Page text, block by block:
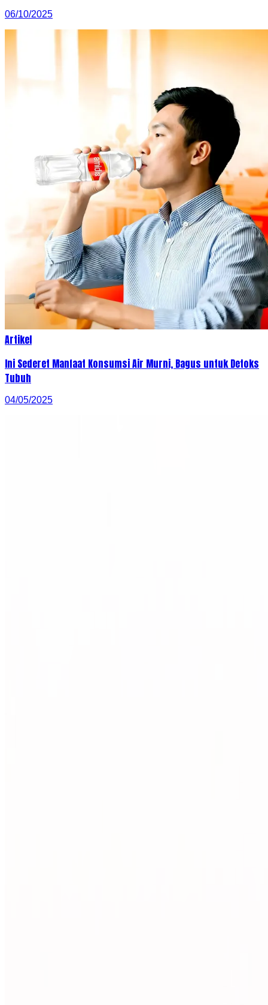
06/10/2025
Artikel
Ini Sederet Manfaat Konsumsi Air Murni, Bagus untuk Detoks
Tubuh
04/05/2025